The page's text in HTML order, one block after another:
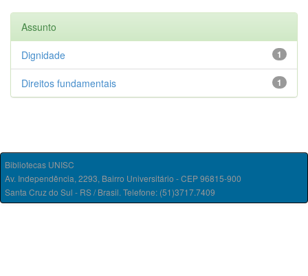
Assunto
1
Dignidade
1
Direitos fundamentais
Bibliotecas UNISC
Av. Independência, 2293, Bairro Universitário - CEP 96815-900
Santa Cruz do Sul - RS / Brasil. Telefone: (51)3717.7409